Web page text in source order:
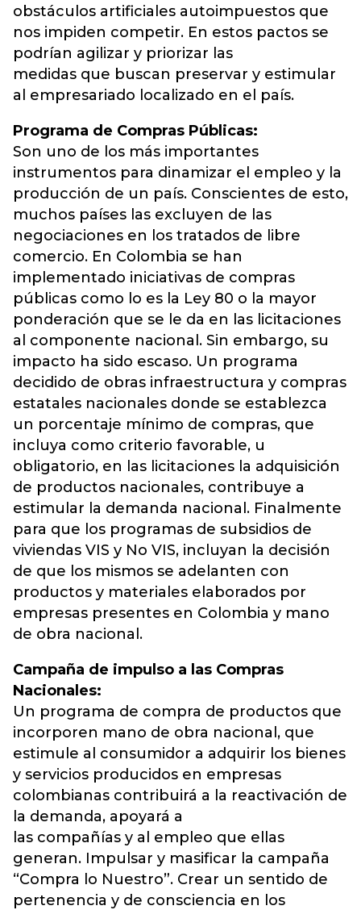
obstáculos artificiales autoimpuestos que
nos impiden competir. En estos pactos se
podrían agilizar y priorizar las
medidas que buscan preservar y estimular
al empresariado localizado en el país.
Programa de Compras Públicas:
Son uno de los más importantes
instrumentos para dinamizar el empleo y la
producción de un país. Conscientes de esto,
muchos países las excluyen de las
negociaciones en los tratados de libre
comercio. En Colombia se han
implementado iniciativas de compras
públicas como lo es la Ley 80 o la mayor
ponderación que se le da en las licitaciones
al componente nacional. Sin embargo, su
impacto ha sido escaso. Un programa
decidido de obras infraestructura y compras
estatales nacionales donde se establezca
un porcentaje mínimo de compras, que
incluya como criterio favorable, u
obligatorio, en las licitaciones la adquisición
de productos nacionales, contribuye a
estimular la demanda nacional. Finalmente
para que los programas de subsidios de
viviendas VIS y No VIS, incluyan la decisión
de que los mismos se adelanten con
productos y materiales elaborados por
empresas presentes en Colombia y mano
de obra nacional.
Campaña de impulso a las Compras
Nacionales:
Un programa de compra de productos que
incorporen mano de obra nacional, que
estimule al consumidor a adquirir los bienes
y servicios producidos en empresas
colombianas contribuirá a la reactivación de
la demanda, apoyará a
las compañías y al empleo que ellas
generan. Impulsar y masificar la campaña
“Compra lo Nuestro”. Crear un sentido de
pertenencia y de consciencia en los